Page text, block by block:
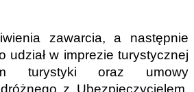
zawarcia, a następnie
udział w imprezie turystycznej
turystyki oraz umowy
z Ubezpieczycielem,